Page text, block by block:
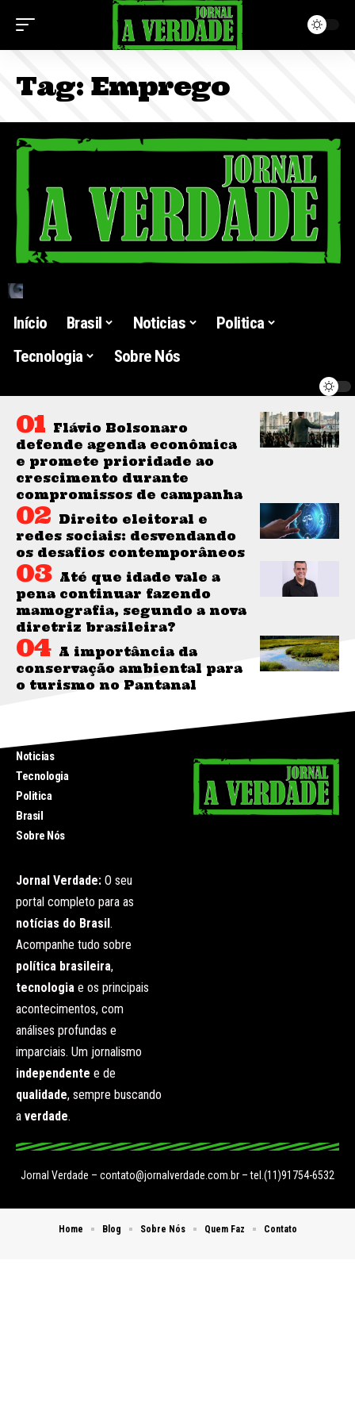
Tag: Emprego
Início Brasil Noticias
Politica
Tecnologia
Sobre Nós
Flávio Bolsonaro
defende agenda econômica
e promete prioridade ao
crescimento durante
compromissos de campanha
Direito eleitoral e
redes sociais: desvendando
os desafios contemporâneos
Até que idade vale a
pena continuar fazendo
mamografia, segundo a nova
diretriz brasileira?
A importância da
conservação ambiental para
o turismo no Pantanal
Noticias
Tecnologia
Politica
Brasil
Sobre Nós
Jornal Verdade: O seu
portal completo para as
notícias do Brasil .
Acompanhe tudo sobre
política brasileira,
tecnologia e os principais
acontecimentos, com
análises profundas e
imparciais. Um jornalismo
independente e de
qualidade, sempre buscando
a verdade.
Jornal Verdade – contato@jornalverdade.com.br – tel.(11)91754-6532
Home Blog Sobre Nós Quem Faz Contato